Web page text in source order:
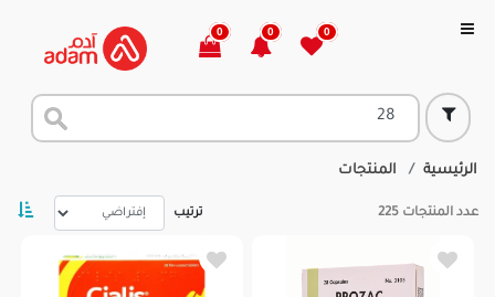
0
0
0
الرئيسية المنتجات
عدد المنتجات 225 ترتيب